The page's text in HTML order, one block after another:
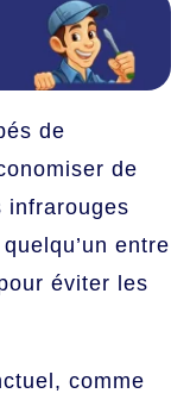
de
de
infrarouges
entre
éviter les
comme